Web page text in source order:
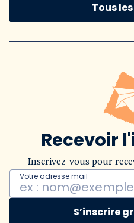
Tous
Recevoir
Inscrivez-vous pour
Votre adresse mail
S’inscrire